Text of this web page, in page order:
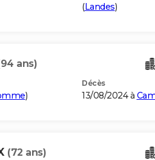
(Landes)
ans)
)
Décès
13/08/2024 à
(72 ans)